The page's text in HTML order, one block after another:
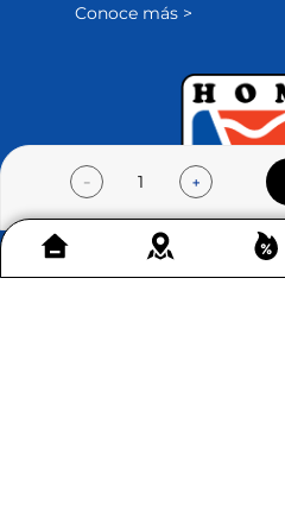
＋
－
Conoce más >